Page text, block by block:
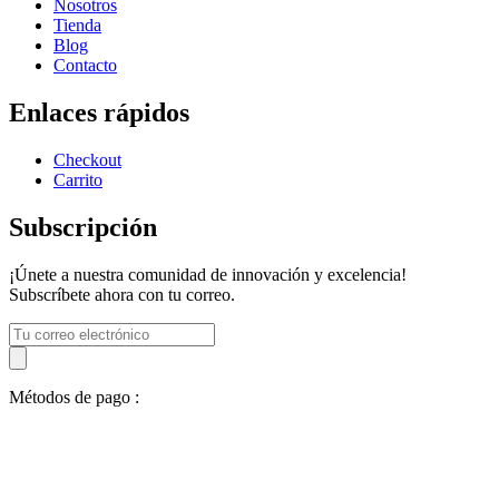
Nosotros
Tienda
Blog
Contacto
Enlaces rápidos
Checkout
Carrito
Subscripción
¡Únete a nuestra comunidad de innovación y excelencia!
Subscríbete ahora con tu correo.
Métodos de pago :